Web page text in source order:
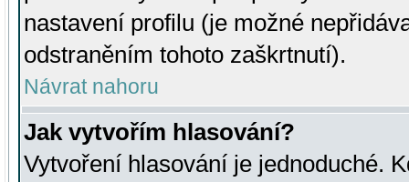
nastavení profilu (je možné
odstraněním tohoto zaškrtnutí).
Návrat nahoru
Jak vytvořím hlasování?
Vytvoření hlasování je jednoduché.